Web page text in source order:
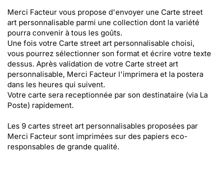
Merci Facteur vous propose d'envoyer une Carte street
art personnalisable parmi une collection dont la variété
pourra convenir à tous les goûts.
Une fois votre Carte street art personnalisable choisi,
vous pourrez sélectionner son format et écrire votre texte
dessus. Après validation de votre Carte street art
personnalisable, Merci Facteur l'imprimera et la postera
dans les heures qui suivent.
Votre carte sera receptionnée par son destinataire (via La
Poste) rapidement.
Les 9 cartes street art personnalisables proposées par
Merci Facteur sont imprimées sur des papiers eco-
responsables de grande qualité.